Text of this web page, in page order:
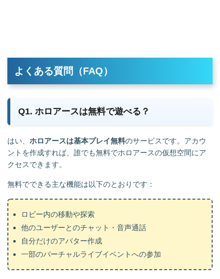
よくある質問（FAQ）
Q1. ホロアースは無料で遊べる？
はい、 ホロアースは基本プレイ無料のサービスです。アカウ
ントを作成すれば、誰でも無料でホロアースの仮想空間にア
クセスできます。
無料でできる主な機能は以下のとおりです：
ロビー内の移動や探索
他のユーザーとのチャット・音声通話
自分だけのアバター作成
一部のバーチャルライブイベントへの参加